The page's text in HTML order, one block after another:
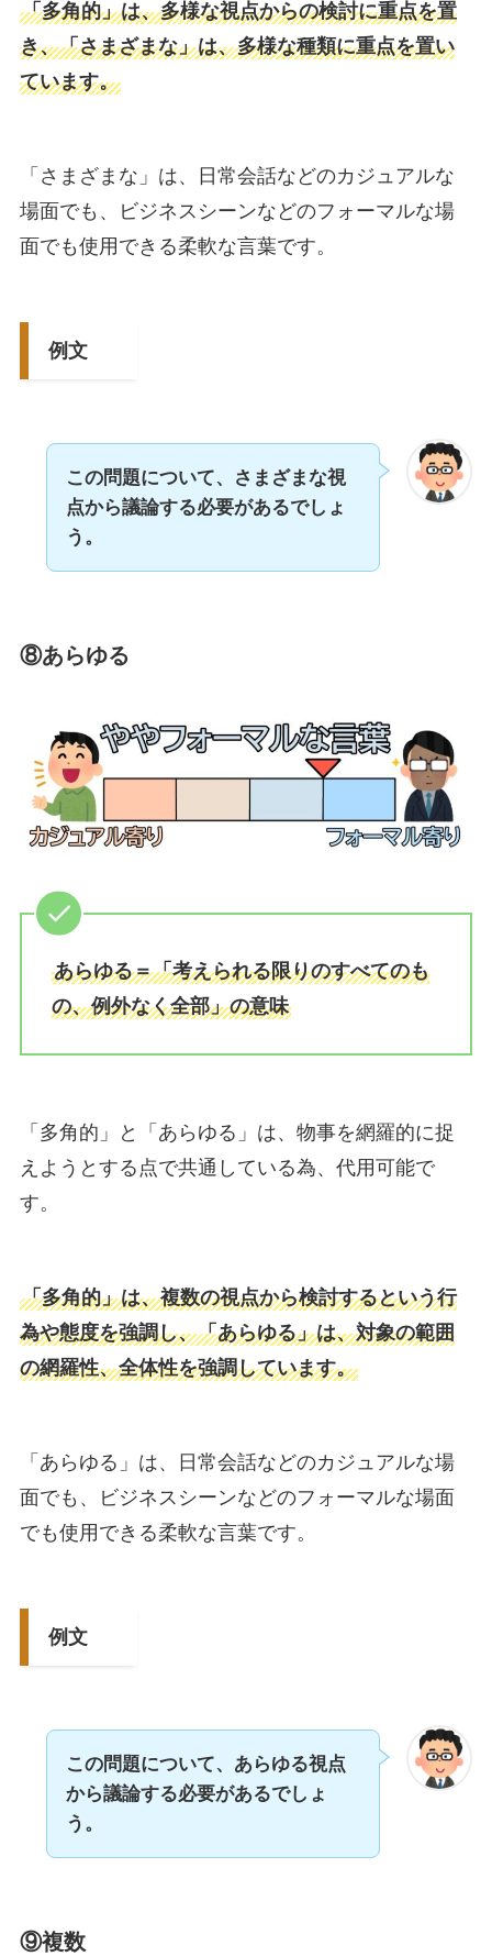
「多角的」は、多様な視点からの検討に重点を置
き、「さまざまな」は、多様な種類に重点を置い
ています。
「さまざまな」は、日常会話などのカジュアルな
場面でも、ビジネスシーンなどのフォーマルな場
面でも使用できる柔軟な言葉です。
例文
この問題について、さまざまな視
点から議論する必要があるでしょ
う。
⑧あらゆる
あらゆる＝「考えられる限りのすべてのも
の、例外なく全部」の意味
「多角的」と「あらゆる」は、物事を網羅的に捉
えようとする点で共通している為、代用可能で
す。
「多角的」は、複数の視点から検討するという行
為や態度を強調し、「あらゆる」は、対象の範囲
の網羅性、全体性を強調しています。
「あらゆる」は、日常会話などのカジュアルな場
面でも、ビジネスシーンなどのフォーマルな場面
でも使用できる柔軟な言葉です。
例文
この問題について、あらゆる視点
から議論する必要があるでしょ
う。
⑨複数